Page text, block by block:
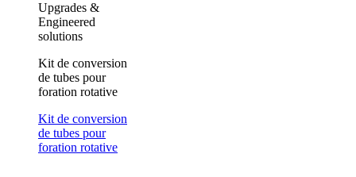
Upgrades &
Engineered
solutions
Kit de conversion
de tubes pour
foration rotative
Kit de conversion
de tubes pour
foration rotative